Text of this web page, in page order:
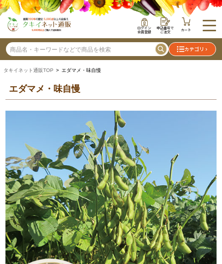
ログイン
会員登録
申込番号で
ご注文 カート
カテゴリ
タキイネット通販TOP > エダマメ・味自慢
エダマメ・味自慢